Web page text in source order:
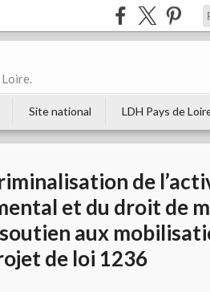
Site national LDH Pays de
de
et du droit de
aux
de loi 1236